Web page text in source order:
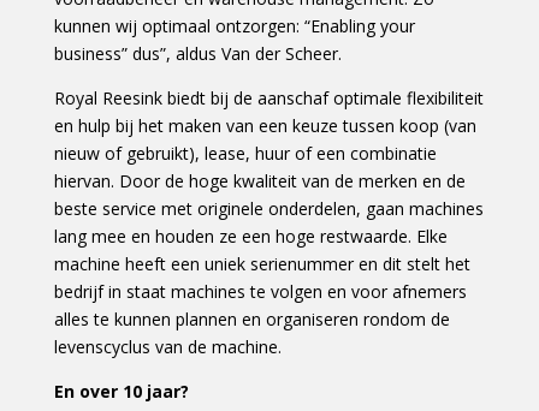
kunnen wij optimaal ontzorgen: “Enabling your
business” dus”, aldus Van der Scheer.
Royal Reesink biedt bij de aanschaf optimale flexibiliteit
en hulp bij het maken van een keuze tussen koop (van
nieuw of gebruikt), lease, huur of een combinatie
hiervan. Door de hoge kwaliteit van de merken en de
beste service met originele onderdelen, gaan machines
lang mee en houden ze een hoge restwaarde. Elke
machine heeft een uniek serienummer en dit stelt het
bedrijf in staat machines te volgen en voor afnemers
alles te kunnen plannen en organiseren rondom de
levenscyclus van de machine.
En over 10 jaar?